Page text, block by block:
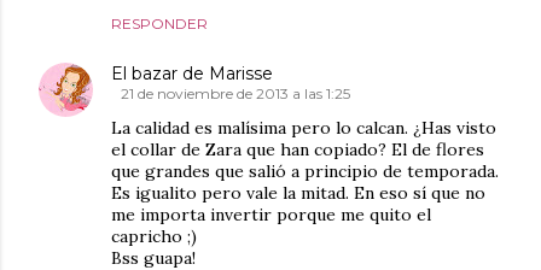
RESPONDER
El bazar de Marisse
21 de noviembre de 2013 a las 1:25
La calidad es malísima pero lo calcan. ¿Has visto
el collar de Zara que han copiado? El de flores
que grandes que salió a principio de temporada.
Es igualito pero vale la mitad. En eso sí que no
me importa invertir porque me quito el
capricho ;)
Bss guapa!